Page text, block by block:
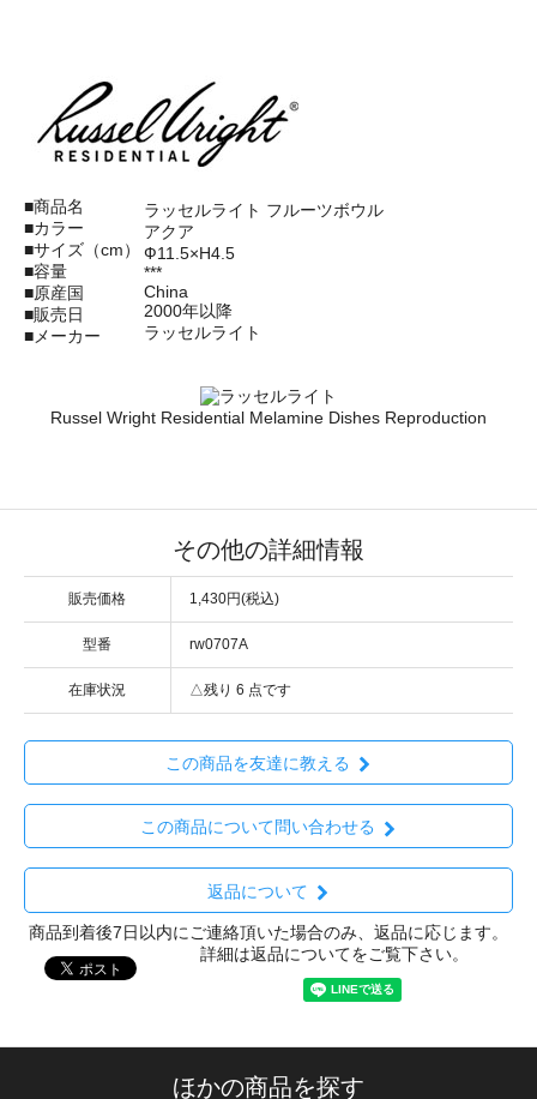
■商品名
■カラー
■サイズ（cm）
■容量
■原産国
■販売日
■メーカー
ラッセルライト フルーツボウル
アクア
Ф11.5×H4.5
***
China
2000年以降
ラッセルライト
Russel Wright Residential Melamine Dishes Reproduction
その他の詳細情報
販売価格 1,430円(税込)
型番 rw0707A
在庫状況 △残り 6 点です
この商品を友達に教える
この商品について問い合わせる
返品について
商品到着後7日以内にご連絡頂いた場合のみ、返品に応じます。
詳細は返品についてをご覧下さい。
ほかの商品を探す